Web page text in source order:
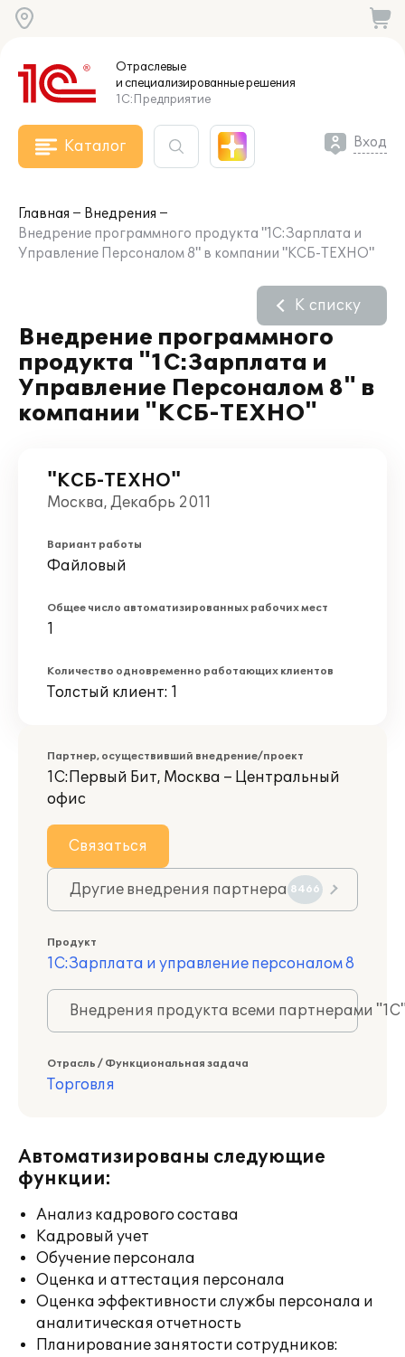
Отраслевые
и специализированныерешения
1С:Предприятие
Каталог Вход
Главная
Внедрения
Внедрение программного продукта "1С:Зарплата и
Управление Персоналом 8" в компании "КСБ-ТЕХНО"
Внедрение программного
продукта "1С:Зарплата и
Управление Персоналом 8" в
компании "КСБ-ТЕХНО"
К списку
"КСБ-ТЕХНО"
Москва, Декабрь 2011
Вариант работы
Файловый
Общее число автоматизированных рабочих мест
1
Количество одновременно работающих клиентов
Толстый клиент: 1
Партнер, осуществивший внедрение/проект
1С:Первый Бит, Москва – Центральный
офис
Связаться
Другие внедрения партнера 8466
Продукт
1С:Зарплата и управление персоналом 8
Внедрения продукта всеми партнерами
Отрасль / Функциональная задача
Торговля
Автоматизированы следующие
функции:
Анализ кадрового состава
Кадровый учет
Обучение персонала
Оценка и аттестация персонала
Оценка эффективности службы персонала и
аналитическая отчетность
Планирование занятости сотрудников: